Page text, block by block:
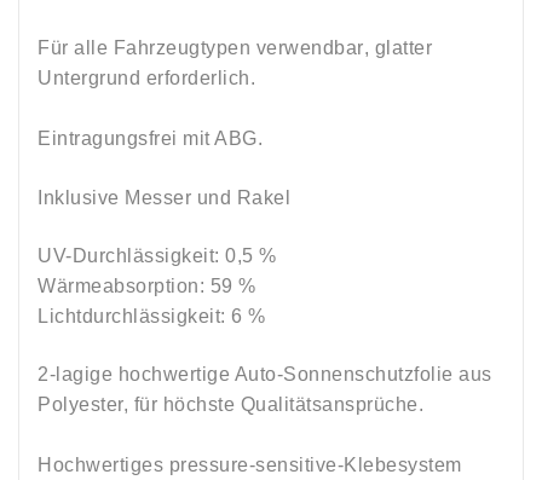
Für alle Fahrzeugtypen verwendbar, glatter
Untergrund erforderlich.
Eintragungsfrei mit ABG.
Inklusive Messer und Rakel
UV-Durchlässigkeit: 0,5 %
Wärmeabsorption: 59 %
Lichtdurchlässigkeit: 6 %
2-lagige hochwertige Auto-Sonnenschutzfolie aus
Polyester, für höchste Qualitätsansprüche.
Hochwertiges pressure-sensitive-Klebesystem